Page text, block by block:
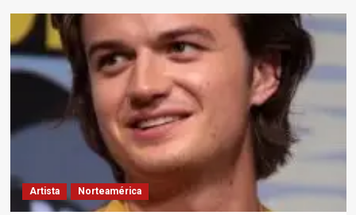
Artista Norteamérica